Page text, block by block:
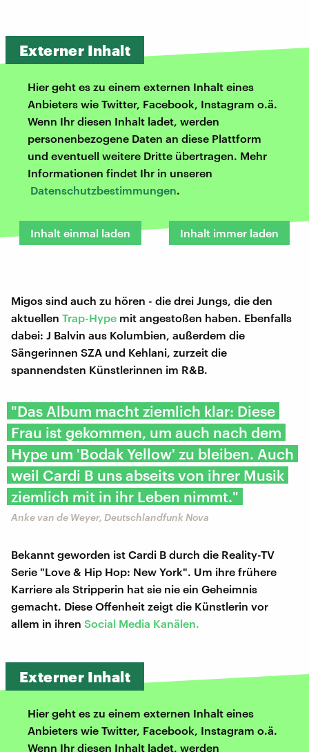
Externer Inhalt
Hier geht es zu einem externen Inhalt eines
Anbieters wie Twitter, Facebook, Instagram o.ä.
Wenn Ihr diesen Inhalt ladet, werden
personenbezogene Daten an diese Plattform
und eventuell weitere Dritte übertragen. Mehr
Informationen findet Ihr in unseren
Datenschutzbestimmungen.
Inhalt einmal laden Inhalt immer laden
Migos sind auch zu hören - die drei Jungs, die den
aktuellen Trap-Hype mit angestoßen haben. Ebenfalls
dabei: J Balvin aus Kolumbien, außerdem die
Sängerinnen SZA und Kehlani, zurzeit die
spannendsten Künstlerinnen im R&B.
"Das Album macht ziemlich klar: Diese
Frau ist gekommen, um auch nach dem
Hype um 'Bodak Yellow' zu bleiben. Auch
weil Cardi B uns abseits von ihrer Musik
ziemlich mit in ihr Leben nimmt."
Anke van de Weyer, Deutschlandfunk Nova
Bekannt geworden ist Cardi B durch die Reality-TV
Serie "Love & Hip Hop: New York". Um ihre frühere
Karriere als Stripperin hat sie nie ein Geheimnis
gemacht. Diese Offenheit zeigt die Künstlerin vor
allem in ihren Social Media Kanälen.
Externer Inhalt
Hier geht es zu einem externen Inhalt eines
Anbieters wie Twitter, Facebook, Instagram o.ä.
Wenn Ihr diesen Inhalt ladet, werden